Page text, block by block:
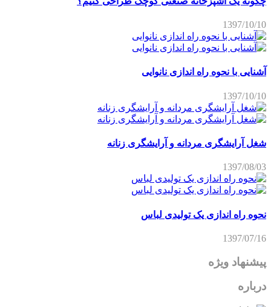
1397/10/10
آشنایی با نحوه راه اندازی نانوایی
1397/10/10
شغل آرایشگری مردانه و آرایشگری زنانه
1397/08/03
نحوه راه اندازی یک تولیدی لباس
1397/07/16
پیشنهاد ویژه
درباره